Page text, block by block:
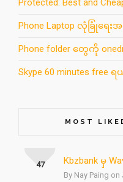
Protected: Best and
Phone Laptop လုံခြုံရ
Phone folder တွေကို
Skype 60 minutes free ရ
MOST
Kbzbank မှ
By Nay Paing on
47